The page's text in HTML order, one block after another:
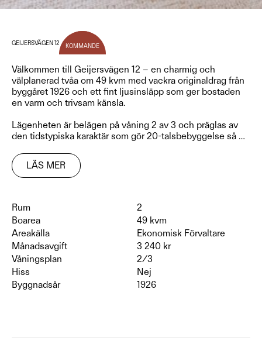
GEIJERSVÄGEN 12 KOMMANDE
Välkommen till Geijersvägen 12 – en charmig och
välplanerad tvåa om 49 kvm med vackra originaldrag från
byggåret 1926 och ett fint ljusinsläpp som ger bostaden
en varm och trivsam känsla.
Lägenheten är belägen på våning 2 av 3 och präglas av
den tidstypiska karaktär som gör 20-talsbebyggelse så …
LÄS MER
Rum
2
Boarea
49 kvm
Areakälla
Ekonomisk Förvaltare
Månadsavgift
3 240 kr
Våningsplan
2/3
Hiss
Nej
Byggnadsår
1926